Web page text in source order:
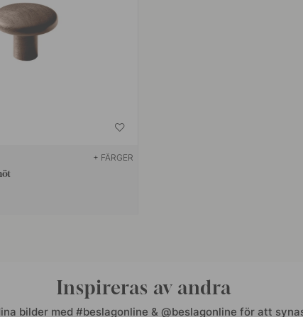
+ FÄRGER
Inspireras av andra
bilder med #beslagonline & @beslagonline för att